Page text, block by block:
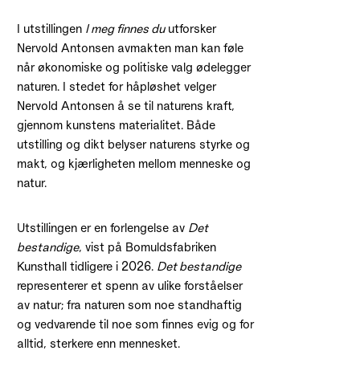
I utstillingen I meg finnes duutforsker
Nervold Antonsen avmakten man kan føle
når økonomiske og politiske valg ødelegger
naturen. I stedet for håpløshet velger
Nervold Antonsen å se til naturens kraft,
gjennom kunstens materialitet. Både
utstilling og dikt belyser naturens styrke og
makt, og kjærligheten mellom menneske og
natur.
Utstillingen er en forlengelse av Det
bestandige, vist på Bomuldsfabriken
Kunsthall tidligere i 2026. Det bestandige
representerer et spenn av ulike forståelser
av natur; fra naturen som noe standhaftig
og vedvarende til noe som finnes evig og for
alltid, sterkere enn mennesket.